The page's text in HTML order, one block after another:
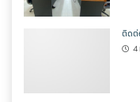
ติดต่
4